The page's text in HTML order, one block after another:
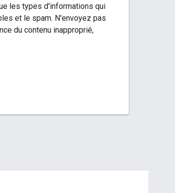
les types d'informations qui
et le spam. N'envoyez pas
du contenu inapproprié,